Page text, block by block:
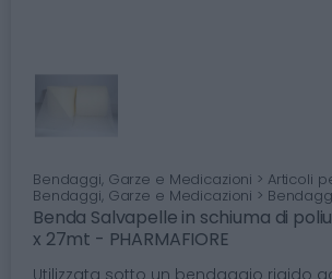
Bendaggi, Garze e Medicazioni > Articoli
Bendaggi, Garze e Medicazioni >
Benda Salvapelle in schiuma di
x 27mt - PHARMAFIORE
Utilizzata sotto un bendaggio rigido